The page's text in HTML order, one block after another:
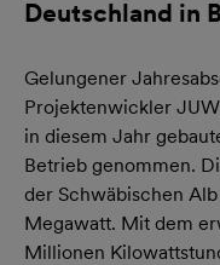
Deutschland in
Gelungener
Projektenwickler
in diesem Jahr
Betrieb genommen.
der Schwäbischen
Megawatt. Mit dem
Millionen